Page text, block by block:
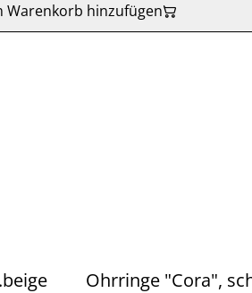
Warenkorb hinzufügen
Ohrringe "Cora",